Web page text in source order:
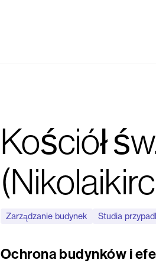
Kościół
Zarządzanie budynek Studia
Ochrona budynków i